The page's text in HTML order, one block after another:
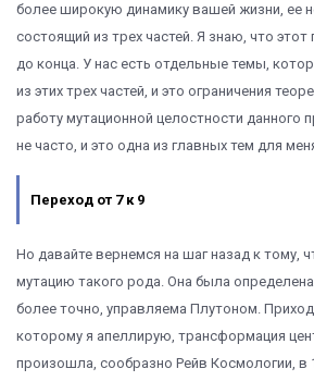
более широкую динамику вашей жизни, ее
состоящий из трех частей. Я знаю, что этот
до конца. У нас есть отдельные темы,
из этих трех частей, и это ограничения
работу мутационной целостности данного
не часто, и это одна из главных тем для
Переход от 7 к 9
Но давайте вернемся на шаг назад к тому,
мутацию такого рода. Она была определена
более точно, управляема Плутоном.
которому я апеллирую, трансформация
произошла, сообразно Рейв Космологии, в